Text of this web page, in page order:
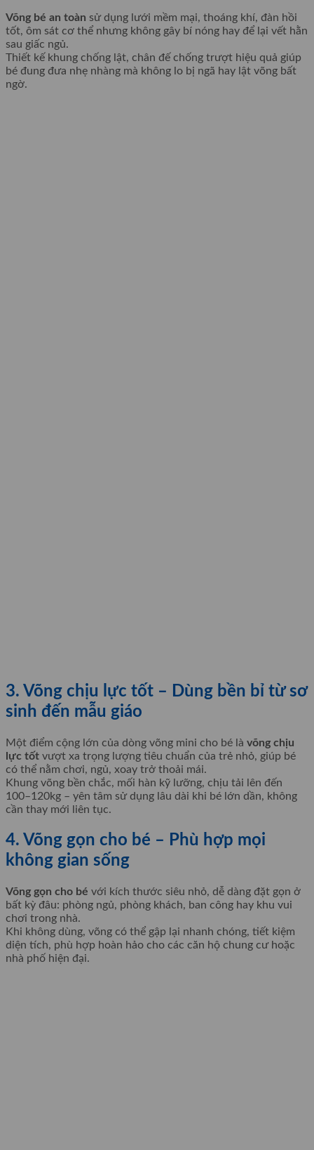
Võng bé an toàn sử dụng lưới mềm mại, thoáng khí, đàn hồi
tốt, ôm sát cơ thể nhưng không gây bí nóng hay để lại vết hằn
sau giấc ngủ.
Thiết kế khung chống lật, chân đế chống trượt hiệu quả giúp
bé đung đưa nhẹ nhàng mà không lo bị ngã hay lật võng bất
ngờ.
3. Võng chịu lực tốt – Dùng bền bỉ từ sơ
sinh đến mẫu giáo
Một điểm cộng lớn của dòng võng mini cho bé là võng chịu
lực tốt vượt xa trọng lượng tiêu chuẩn của trẻ nhỏ, giúp bé
có thể nằm chơi, ngủ, xoay trở thoải mái.
Khung võng bền chắc, mối hàn kỹ lưỡng, chịu tải lên đến
100–120kg – yên tâm sử dụng lâu dài khi bé lớn dần, không
cần thay mới liên tục.
4. Võng gọn cho bé – Phù hợp mọi
không gian sống
Võng gọn cho bé với kích thước siêu nhỏ, dễ dàng đặt gọn ở
bất kỳ đâu: phòng ngủ, phòng khách, ban công hay khu vui
chơi trong nhà.
Khi không dùng, võng có thể gập lại nhanh chóng, tiết kiệm
diện tích, phù hợp hoàn hảo cho các căn hộ chung cư hoặc
nhà phố hiện đại.